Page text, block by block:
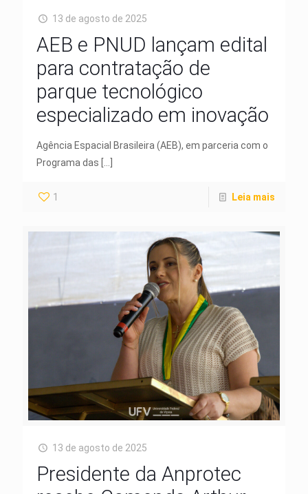
13 de agosto de 2025
AEB e PNUD lançam edital
para contratação de
parque tecnológico
especializado em inovação
Agência Espacial Brasileira (AEB), em parceria com o
Programa das […]
1 Leia mais
13 de agosto de 2025
Presidente da Anprotec